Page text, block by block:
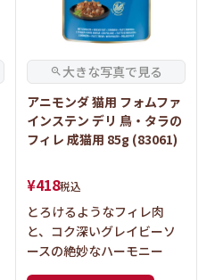
アニモンダ 猫用 フォムファ
インステン デリ 鳥・タラの
フィレ 成猫用 85g (83061)
¥418税込
とろけるようなフィレ肉
と、コク深いグレイビーソ
ースの絶妙なハーモニー